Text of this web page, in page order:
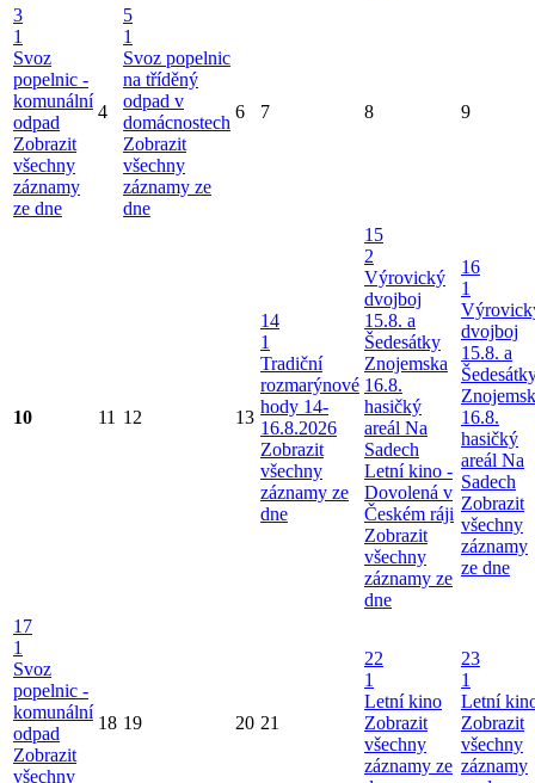
3
1
Svoz
popelnic -
komunální
odpad
Zobrazit
všechny
záznamy
ze dne
4
5
1
Svoz popelnic
na tříděný
odpad v
domácnostech
Zobrazit
všechny
záznamy ze
dne
6 7 8 9
10 11 12 13
14
1
Tradiční
rozmarýnové
hody 14-
16.8.2026
Zobrazit
všechny
záznamy ze
dne
15
2
Výrovický
dvojboj
15.8. a
Šedesátky
Znojemska
16.8.
hasičký
areál Na
Sadech
Letní kino -
Dovolená v
Českém ráji
Zobrazit
všechny
záznamy ze
dne
16
1
dvojboj
15.8. a
16.8.
hasičký
areál Na
Sadech
Zobrazit
všechny
záznamy
ze dne
17
1
Svoz
popelnic -
komunální
odpad
Zobrazit
všechny
18 19 20 21
22
1
Letní kino
Zobrazit
všechny
záznamy ze
23
1
Letní
Zobrazit
všechny
záznamy